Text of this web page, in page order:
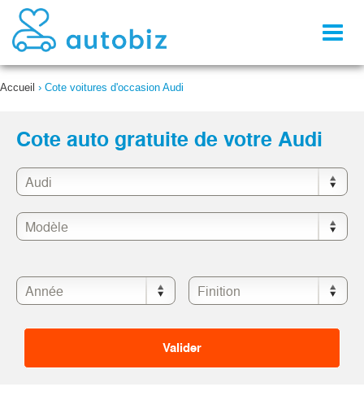
Accueil › Cote voitures d'occasion Audi
Cote auto gratuite de votre Audi